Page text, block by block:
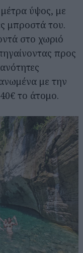
ύψος, με
μπροστά του.
στο χωριό
προς
με την
το άτομο.